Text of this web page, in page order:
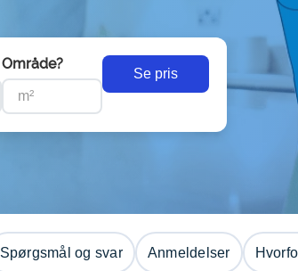
Område?
Se pris
Spørgsmål og svar Anmeldelser